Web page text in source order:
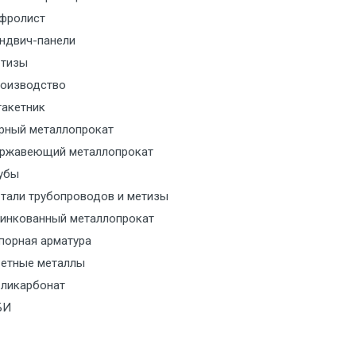
за МКАД
за МКАД
с транспортным
с транспортным
с транспортным
с транспортным
панели
металлопрокат
металлопрокат
трубопроводов и метизы
металлопрокат
арматура
металлы